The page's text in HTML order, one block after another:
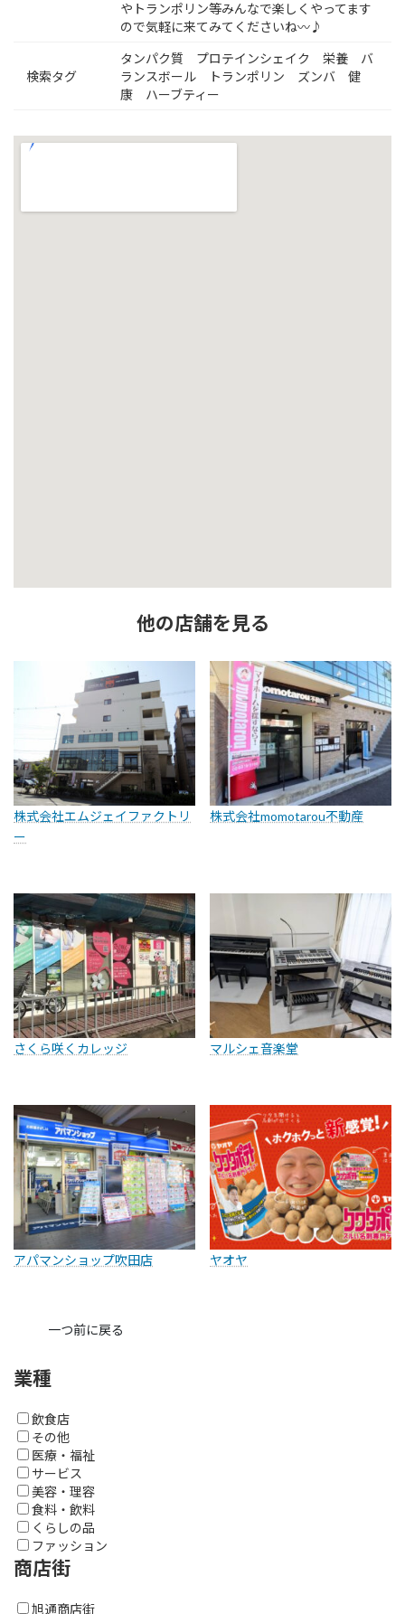
やトランポリン等みんなで楽しくやってます
ので気軽に来てみてくださいね〰♪
検索タグ
タンパク質 プロテインシェイク 栄養 バ
ランスボール トランポリン ズンバ 健
康 ハーブティー
他の店舗を見る
株式会社エムジェイファクトリ
ー
株式会社momotarou不動産
さくら咲くカレッジ マルシェ音楽堂
アパマンショップ吹田店 ヤオヤ
一つ前に戻る
業種
飲食店
その他
医療・福祉
サービス
美容・理容
食料・飲料
くらしの品
ファッション
商店街
旭通商店街